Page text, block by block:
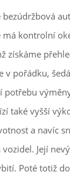
má kontrolní
získáme
v pořádku,
potřebu
také vyšší
a navíc
Její
Poté totiž